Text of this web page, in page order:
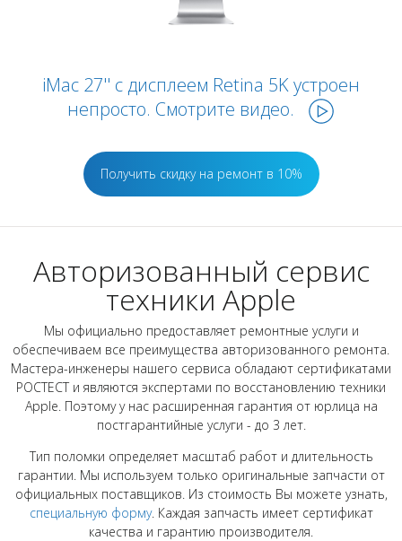
iMac 27'' с дисплеем Retina 5K устроен
непросто. Смотрите видео.
Получить скидку на ремонт в 10%
Авторизованный сервис
техники Apple
Мы официально предоставляет ремонтные услуги и
обеспечиваем все преимущества авторизованного ремонта.
Мастера-инженеры нашего сервиса обладают сертификатами
РОСТЕСТ и являются экспертами по восстановлению техники
Apple. Поэтому у нас расширенная гарантия от юрлица на
постгарантийные услуги - до 3 лет.
Тип поломки определяет масштаб работ и длительность
гарантии. Мы используем только оригинальные запчасти от
официальных поставщиков. Из стоимость Вы можете узнать,
специальную форму. Каждая запчасть имеет сертификат
качества и гарантию производителя.